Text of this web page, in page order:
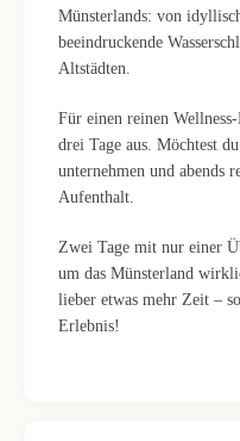
Münsterlands: von
beeindruckende
Altstädten.
Für einen reinen
drei Tage aus. Möchtest
unternehmen und abends
Aufenthalt.
Zwei Tage mit nur einer
um das Münsterland
lieber etwas mehr Zeit –
Erlebnis!